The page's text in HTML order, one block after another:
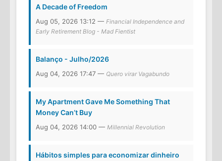
A Decade of Freedom
Aug 05, 2026 13:12 — Financial Independence and
Early Retirement Blog - Mad Fientist
Balanço - Julho/2026
Aug 04, 2026 17:47 — Quero virar Vagabundo
My Apartment Gave Me Something That
Money Can’t Buy
Aug 04, 2026 14:00 — Millennial Revolution
Hábitos simples para economizar dinheiro